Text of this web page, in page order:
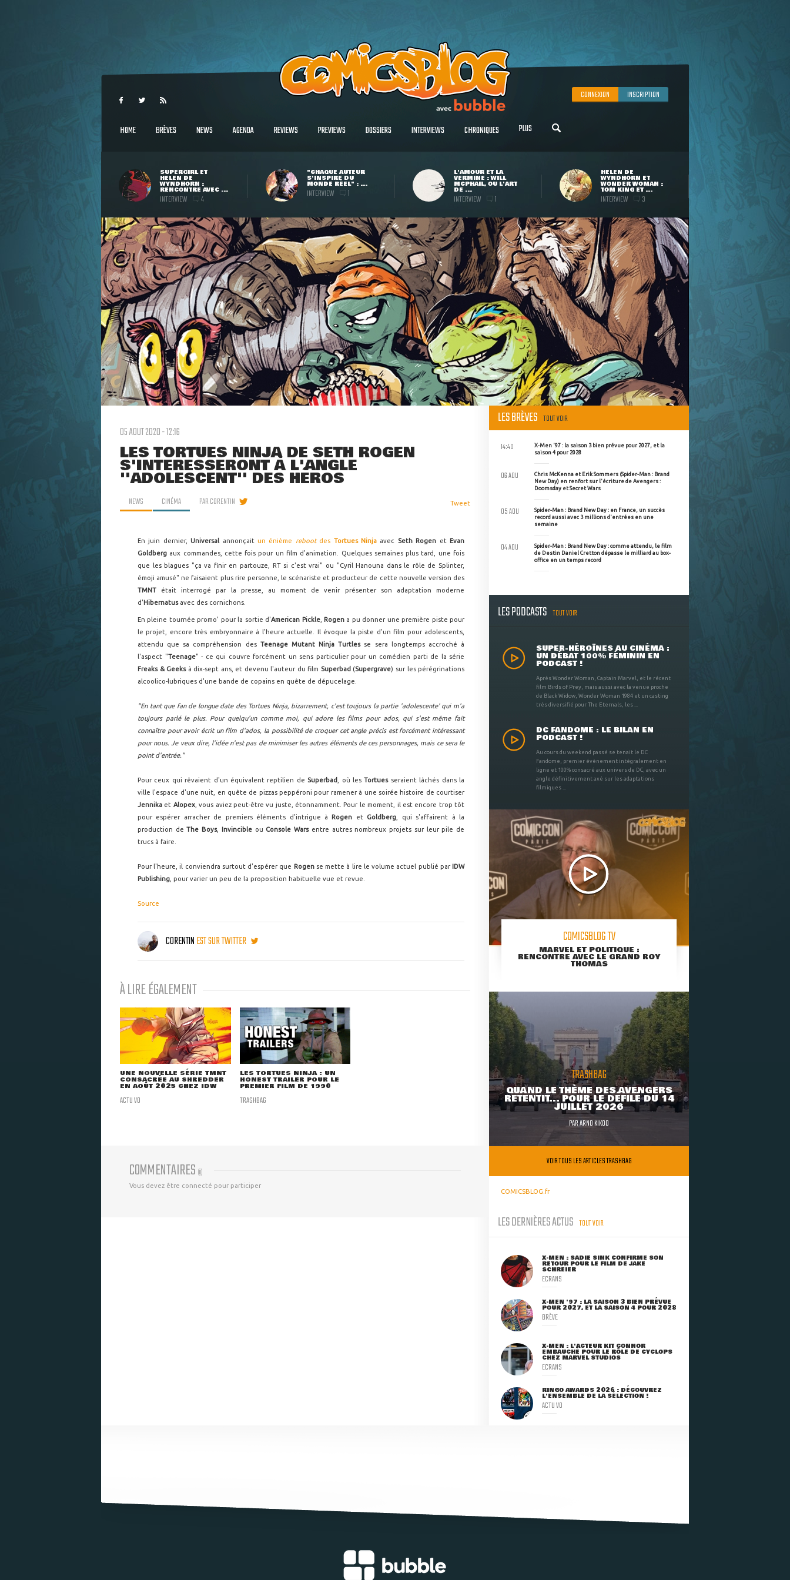
CONNEXION INSCRIPTION
HOME BRÈVES NEWS AGENDA REVIEWS PREVIEWS DOSSIERS INTERVIEWS CHRONIQUES PLUS
SUPERGIRL ET
HELEN DE
WYNDHORN :
RENCONTRE AVEC ...
INTERVIEW 4
"CHAQUE AUTEUR
S'INSPIRE DU
MONDE RÉEL" : ...
INTERVIEW 1
L'AMOUR ET LA
VERMINE : WILL
MCPHAIL, OU L'ART
DE ...
INTERVIEW 1
HELEN DE
WYNDHORN ET
WONDER WOMAN :
TOM KING ET ...
INTERVIEW 3
05 AOUT 2020 - 12:16
LES TORTUES NINJA DE SETH ROGEN
S'INTÉRESSERONT À L'ANGLE
''ADOLESCENT'' DES HÉROS
NEWS CINÉMA PARCORENTIN Tweet
En juin dernier,Universal annonçaitun énième rebootdes Tortues Ninja avec Seth Rogen et Evan
Goldberg aux commandes, cette fois pour un film d'animation. Quelques semaines plus tard, une fois
que les blagues "ça va finir en partouze, RT si c'est vrai" ou "Cyril Hanouna dans le rôle de Splinter,
émoji amusé" ne faisaient plus rire personne, le scénariste et producteur de cette nouvelle version des
TMNT était interrogé par la presse, au moment de venir présenter son adaptation moderne
d'Hibernatusavec des cornichons.
En pleine tournée promo' pour la sortie d'American Pickle, Rogena pu donner une première piste pour
le projet, encore très embryonnaire à l'heure actuelle. Il évoque la piste d'un film pour adolescents,
attendu que sa compréhension des Teenage Mutant Ninja Turtlesse sera longtemps accroché à
l'aspect "Teenage" - ce qui couvre forcément un sens particulier pour un comédien parti de la série
Freaks & Geeksà dix-sept ans, et devenu l'auteur du film Superbad (Supergrave) sur les pérégrinations
alcoolico-lubriques d'une bande de copains en quête de dépucelage.
"En tant que fan de longue date des Tortues Ninja, bizarrement, c'est toujours la partie 'adolescente' qui m'a
toujours parlé le plus. Pour quelqu'un comme moi, qui adore les films pour ados, qui s'est même fait
connaître pour avoir écrit un film d'ados, la possibilité de croquer cet angle précis est forcément intéressant
pour nous. Je veux dire, l'idée n'est pas de minimiser les autres éléments de ces personnages, mais ce sera le
point d'entrée."
Pour ceux qui rêvaient d'un équivalent reptilien de Superbad , où lesTortuesseraient lâchés dans la
ville l'espace d'une nuit, en quête de pizzas peppéroni pour ramener à une soirée histoire de courtiser
Jennika et Alopex, vous aviez peut-être vu juste, étonnamment. Pour le moment, il est encore trop tôt
pour espérer arracher de premiers éléments d'intrigue à Rogen et Goldberg , qui s'affairent à la
production deThe Boys, Invincibleou Console Warsentre autres nombreux projets sur leur pile de
trucs à faire.
Pour l'heure, il conviendra surtout d'espérer que Rogense mette à lire le volume actuel publié par IDW
Publishing , pour varier un peu de la proposition habituelle vue et revue.
Source
CORENTINEST SUR TWITTER
À LIRE ÉGALEMENT
UNE NOUVELLE SÉRIE TMNT
CONSACRÉE AU SHREDDER
EN AOÛT 2025 CHEZ IDW
ACTU VO
LES TORTUES NINJA : UN
HONEST TRAILER POUR LE
PREMIER FILM DE 1990
TRASHBAG
COMMENTAIRES (0)
Vous devez être connecté pour participer
LES BRÈVES TOUT VOIR
X-Men '97 : la saison 3 bien prévue pour 2027, et la
saison 4 pour 2028
14:40
Chris McKenna et Erik Sommers (Spider-Man : Brand
New Day) en renfort sur l'écriture de Avengers :
Doomsday et Secret Wars
06 AOU
Spider-Man : Brand New Day : en France, un succès
record aussi avec 3 millions d'entrées en une
semaine
05 AOU
Spider-Man : Brand New Day : comme attendu, le film
de Destin Daniel Cretton dépasse le milliard au box-
office en un temps record
04 AOU
LES PODCASTS TOUT VOIR
SUPER-HÉROÏNES AU CINÉMA :
UN DÉBAT 100% FÉMININ EN
PODCAST !
Après Wonder Woman, Captain Marvel, et le récent
film Birds of Prey, mais aussi avec la venue proche
de Black Widow, Wonder Woman 1984 et un casting
très diversifié pour The Eternals, les ...
DC FANDOME : LE BILAN EN
PODCAST !
Au cours du weekend passé se tenait le DC
Fandome, premier évènement intégralement en
ligne et 100% consacré aux univers de DC, avec un
angle définitivement axé sur les adaptations
filmiques ...
COMICSBLOG TV
MARVEL ET POLITIQUE :
RENCONTRE AVEC LE GRAND ROY
THOMAS
TRASHBAG
QUAND LE THÈME DES AVENGERS
RETENTIT... POUR LE DÉFILÉ DU 14
JUILLET 2026
PARARNO KIKOO
VOIR TOUS LES ARTICLES TRASHBAG
COMICSBLOG.fr
LES DERNIÈRES ACTUS TOUT VOIR
X-MEN : SADIE SINK CONFIRME SON
RETOUR POUR LE FILM DE JAKE
SCHREIER
ECRANS
X-MEN '97 : LA SAISON 3 BIEN PRÉVUE
POUR 2027, ET LA SAISON 4 POUR 2028
BRÈVE
X-MEN : L'ACTEUR KIT CONNOR
EMBAUCHÉ POUR LE RÔLE DE CYCLOPS
CHEZ MARVEL STUDIOS
ECRANS
RINGO AWARDS 2026 : DÉCOUVREZ
L'ENSEMBLE DE LA SÉLECTION !
ACTU VO